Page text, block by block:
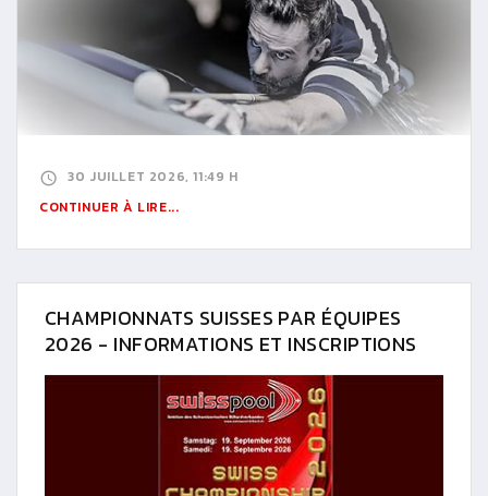
30 JUILLET 2026, 11:49 H
CONTINUER À LIRE...
CHAMPIONNATS SUISSES PAR ÉQUIPES
2026 - INFORMATIONS ET INSCRIPTIONS